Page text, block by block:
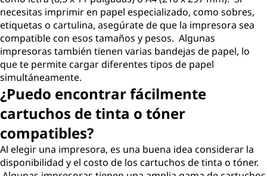
necesitas imprimir en papel especializado, como sobres,
etiquetas o cartulina, asegúrate de que la impresora sea
compatible con esos tamaños y pesos. Algunas
impresoras también tienen varias bandejas de papel, lo
que te permite cargar diferentes tipos de papel
simultáneamente.
¿Puedo encontrar fácilmente
cartuchos de tinta o tóner
compatibles?
Al elegir una impresora, es una buena idea considerar la
disponibilidad y el costo de los cartuchos de tinta o tóner.